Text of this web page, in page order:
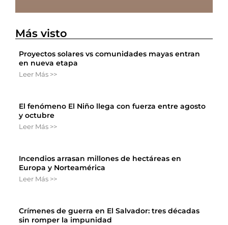
Más visto
Proyectos solares vs comunidades mayas entran
en nueva etapa
Leer Más >>
El fenómeno El Niño llega con fuerza entre agosto
y octubre
Leer Más >>
Incendios arrasan millones de hectáreas en
Europa y Norteamérica
Leer Más >>
Crímenes de guerra en El Salvador: tres décadas
sin romper la impunidad